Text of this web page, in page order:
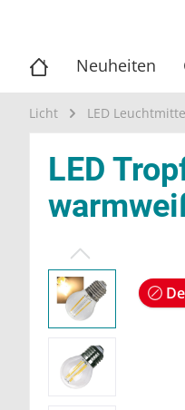
Neuheiten
Licht LED
LED